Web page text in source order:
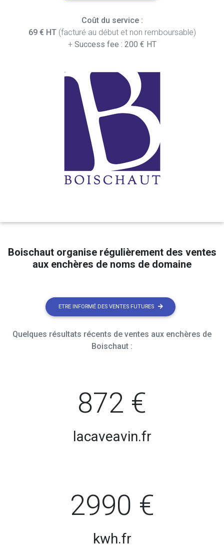
Coût du service :
69 € HT(facturé au début et non remboursable)
+ Success fee : 200 € HT
Boischaut organise régulièrement des ventes
aux enchères de noms de domaine
ETRE INFORMÉ DES VENTES FUTURES
Quelques résultats récents de ventes aux enchères de
Boischaut :
872 €
lacaveavin.fr
2990 €
kwh.fr